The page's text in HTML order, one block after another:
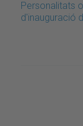
Personalitats
d'inauguració